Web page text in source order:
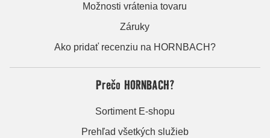
Možnosti vrátenia tovaru
Záruky
Ako pridať recenziu na HORNBACH?
Prečo HORNBACH?
Sortiment E-shopu
Prehľad všetkých služieb